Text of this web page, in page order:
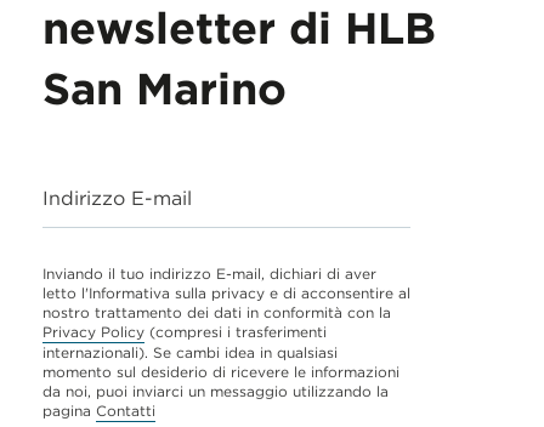
newsletter di HLB
San Marino
Indirizzo E-mail
Inviando il tuo indirizzo E-mail, dichiari di aver
letto l'Informativa sulla privacy e di acconsentire al
nostro trattamento dei dati in conformità con la
Privacy Policy (compresi i trasferimenti
internazionali). Se cambi idea in qualsiasi
momento sul desiderio di ricevere le informazioni
da noi, puoi inviarci un messaggio utilizzando la
pagina Contatti